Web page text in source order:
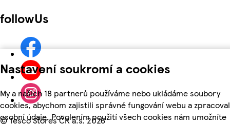
Nastavení soukromí a cookies
My a našich 18 partnerů používáme nebo ukládáme soubory
cookies, abychom zajistili správné fungování webu a
osobní údaje. Povolením použití všech cookies nám umožníte
followUs
©Tesco Stores ČR a.s. 2026